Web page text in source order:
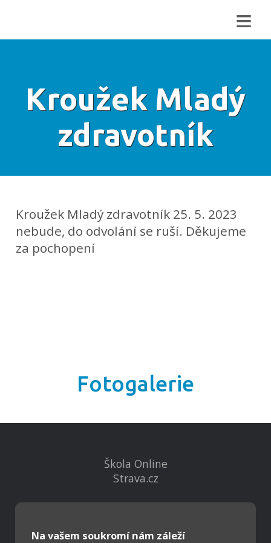
≡
Kroužek Mladý
zdravotník
Kroužek Mladý zdravotník 25. 5. 2023
nebude, do odvolání se ruší. Děkujeme
za pochopení
Fotogalerie
Na vašem soukromí nám záleží
Škola Online
Strava.cz
Projekty